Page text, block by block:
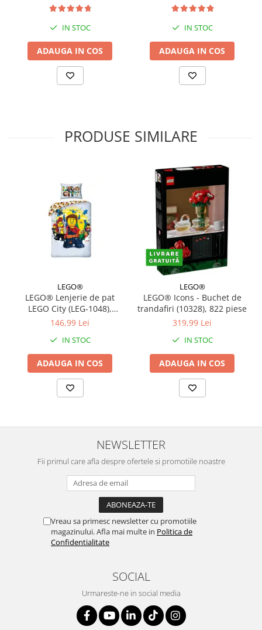
IN STOC
ADAUGA IN COS
IN STOC
ADAUGA IN COS
PRODUSE SIMILARE
LEGO®
LEGO® Lenjerie de pat
LEGO City (LEG-1048),
140x200 cm
146,99 Lei
IN STOC
ADAUGA IN COS
LEGO®
LEGO® Icons - Buchet de
trandafiri (10328), 822 piese
319,99 Lei
IN STOC
ADAUGA IN COS
NEWSLETTER
Fii primul care afla despre ofertele si promotiile noastre
Vreau sa primesc newsletter cu promotiile
magazinului. Afla mai multe in Politica de
Confidentialitate
SOCIAL
Urmareste-ne in social media